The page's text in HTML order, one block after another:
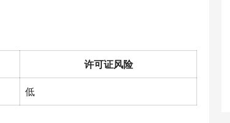
许可证风险
低